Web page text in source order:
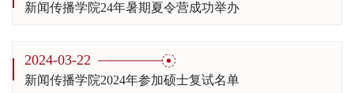
新闻传播学院24年暑期夏令营成功举办
2024-03-22
新闻传播学院2024年参加硕士复试名单